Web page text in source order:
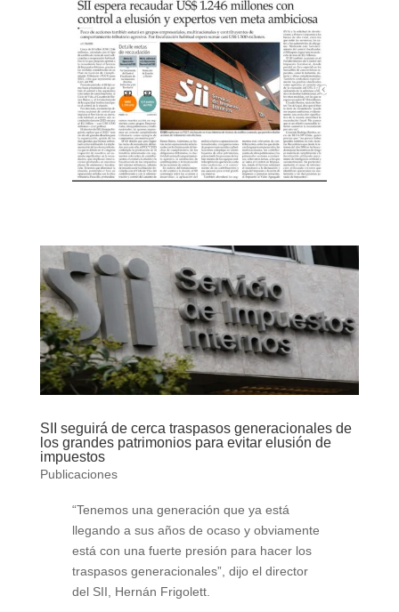
SII seguirá de cerca traspasos generacionales de
los grandes patrimonios para evitar elusión de
impuestos
Publicaciones
“Tenemos una generación que ya está
llegando a sus años de ocaso y obviamente
está con una fuerte presión para hacer los
traspasos generacionales”, dijo el director
del SII, Hernán Frigolett.